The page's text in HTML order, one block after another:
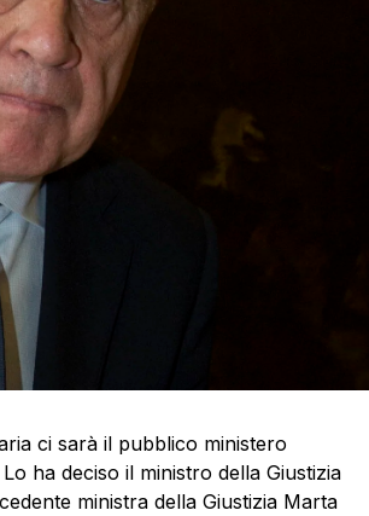
ci sarà il pubblico ministero
ha deciso il ministro della Giustizia
ministra della Giustizia Marta